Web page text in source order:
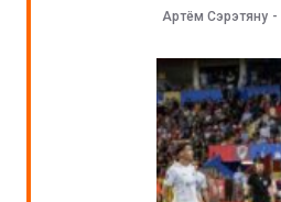
Артём Сэрэтяну